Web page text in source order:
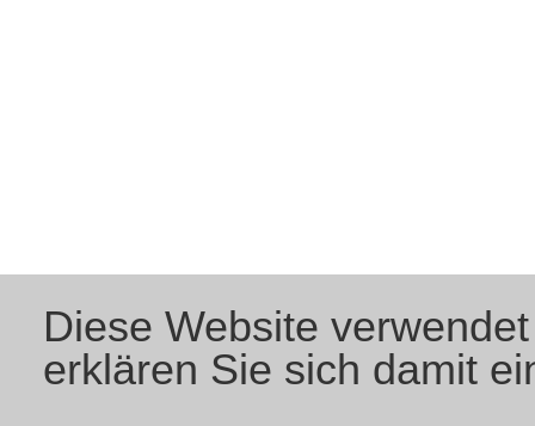
Diese Website
erklären Sie sich damit